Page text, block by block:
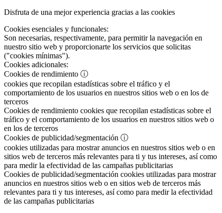
Disfruta de una mejor experiencia gracias a las cookies
Cookies esenciales y funcionales:
Son necesarias, respectivamente, para permitir la navegación en
nuestro sitio web y proporcionarte los servicios que solicitas
("cookies mínimas").
Cookies adicionales:
Cookies de rendimiento ⓘ
cookies que recopilan estadísticas sobre el tráfico y el
comportamiento de los usuarios en nuestros sitios web o en los de
terceros
Cookies de rendimiento cookies que recopilan estadísticas sobre el
tráfico y el comportamiento de los usuarios en nuestros sitios web o
en los de terceros
Cookies de publicidad/segmentación ⓘ
cookies utilizadas para mostrar anuncios en nuestros sitios web o en
sitios web de terceros más relevantes para ti y tus intereses, así como
para medir la efectividad de las campañas publicitarias
Cookies de publicidad/segmentación cookies utilizadas para mostrar
anuncios en nuestros sitios web o en sitios web de terceros más
relevantes para ti y tus intereses, así como para medir la efectividad
de las campañas publicitarias